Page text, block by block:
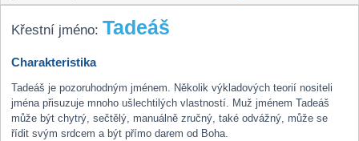
Křestní jméno: Tadeáš
Charakteristika
Tadeáš je pozoruhodným jménem. Několik výkladových teorií nositeli
jména přisuzuje mnoho ušlechtilých vlastností. Muž jménem Tadeáš
může být chytrý, sečtělý, manuálně zručný, také odvážný, může se
řídit svým srdcem a být přímo darem od Boha.